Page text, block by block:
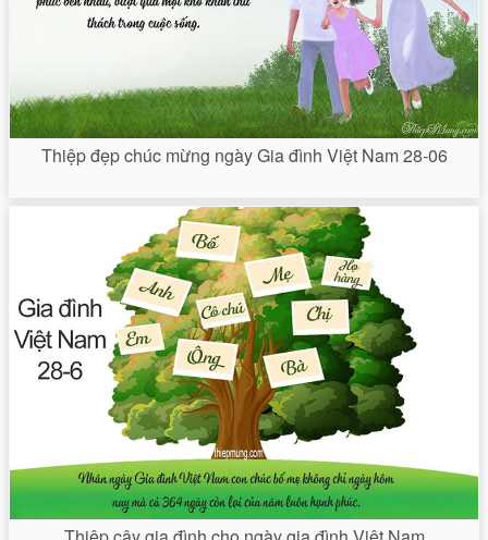
Thiệp đẹp chúc mừng ngày Gia đình Việt Nam 28-06